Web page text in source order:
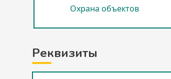
Охрана объектов
Реквизиты